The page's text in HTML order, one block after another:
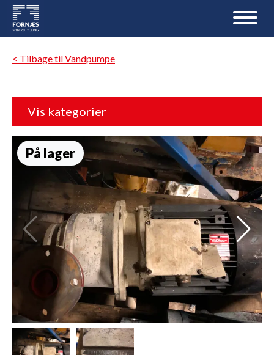
< Tilbage til Vandpumpe
Vis kategorier
På lager